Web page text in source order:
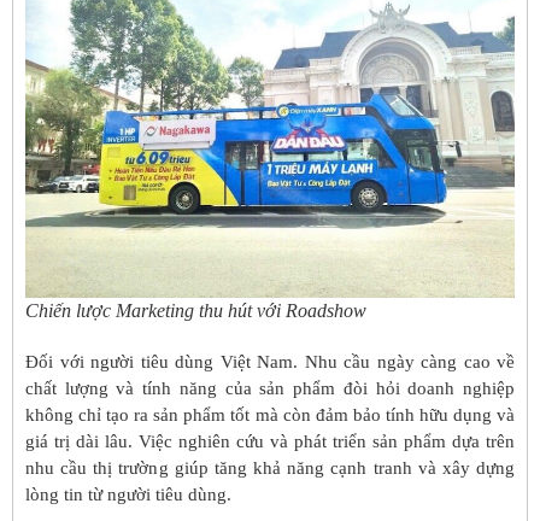
Chiến lược Marketing thu hút với Roadshow
Đối với người tiêu dùng Việt Nam. Nhu cầu ngày càng cao về
chất lượng và tính năng của sản phẩm đòi hỏi doanh nghiệp
không chỉ tạo ra sản phẩm tốt mà còn đảm bảo tính hữu dụng và
giá trị dài lâu. Việc nghiên cứu và phát triển sản phẩm dựa trên
nhu cầu thị trường giúp tăng khả năng cạnh tranh và xây dựng
lòng tin từ người tiêu dùng.